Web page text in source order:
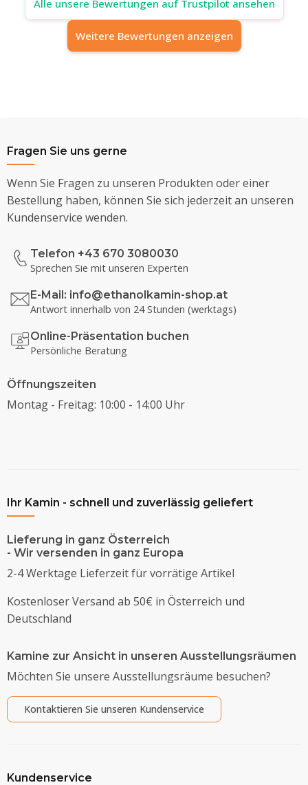
Alle unsere Bewertungen auf Trustpilot ansehen
Weitere Bewertungen anzeigen
Fragen Sie uns gerne
Wenn Sie Fragen zu unseren Produkten oder einer
Bestellung haben, können Sie sich jederzeit an unseren
Kundenservice wenden.
Telefon +43 670 3080030
Sprechen Sie mit unseren Experten
E-Mail: info@ethanolkamin-shop.at
Antwort innerhalb von 24 Stunden (werktags)
Online-Präsentation buchen
Persönliche Beratung
Öffnungszeiten
Montag - Freitag: 10:00 - 14:00 Uhr
Ihr Kamin - schnell und zuverlässig geliefert
Lieferung in ganz Österreich
- Wir versenden in ganz Europa
2-4 Werktage Lieferzeit für vorrätige Artikel
Kostenloser Versand ab 50€ in Österreich und
Deutschland
Kamine zur Ansicht in unseren Ausstellungsräumen
Möchten Sie unsere Ausstellungsräume besuchen?
Kontaktieren Sie unseren Kundenservice
Kundenservice